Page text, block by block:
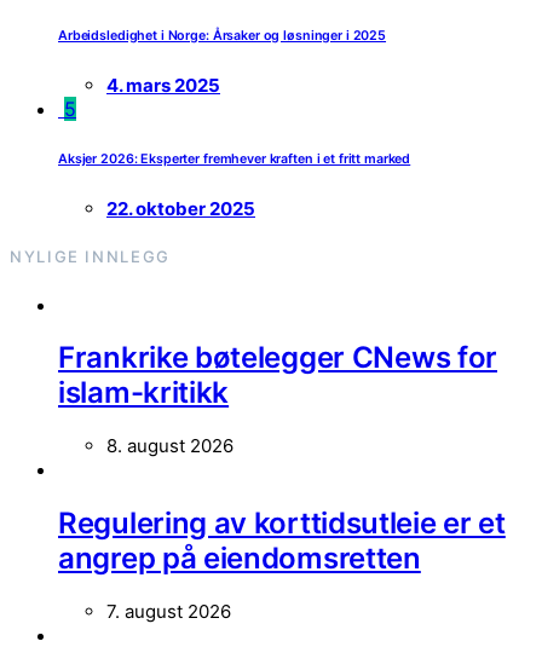
Arbeidsledighet i Norge: Årsaker og løsninger i 2025
4. mars 2025
5
Aksjer 2026: Eksperter fremhever kraften i et fritt marked
22. oktober 2025
NYLIGE INNLEGG
Frankrike bøtelegger CNews for
islam-kritikk
8. august 2026
Regulering av korttidsutleie er et
angrep på eiendomsretten
7. august 2026